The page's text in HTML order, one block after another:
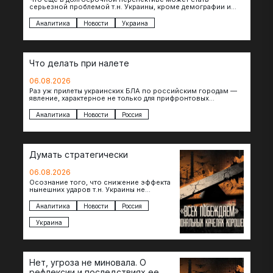
серьезной проблемой т.н. Украины, кроме демографии и
которых будет…
Аналитика Новости Украина
Что делать при налете
06.08.2026
Раз уж прилеты украинских БЛА по российским городам —
явление, характерное не только для прифронтовых
Аналитика Новости Россия
Думать стратегически
06.08.2026
Осознание того, что снижение эффекта
нынешних ударов т.н. Украины не
возможностей — повод задаться
вопросом: что делать…
Аналитика Новости Россия
Украина
Нет, угроза не миновала. О